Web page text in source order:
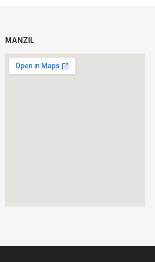
MANZIL